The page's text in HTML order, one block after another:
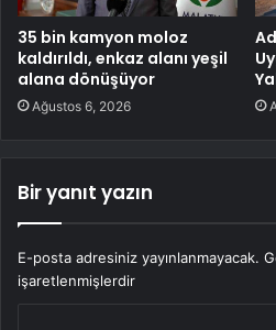
35 bin kamyon moloz
kaldırıldı, enkaz alanı yeşil
alana dönüşüyor
Ağustos 6, 2026
Bir yanıt yazın
E-posta adresiniz yayınlanmayacak.
işaretlenmişlerdir